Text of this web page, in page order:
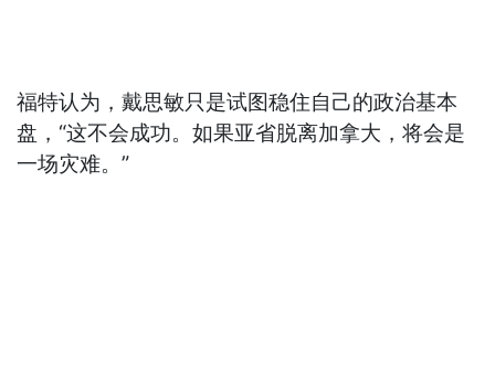
福特认为，戴思敏只是试图稳住自己的政治基本
盘，“这不会成功。如果亚省脱离加拿大，将会是
一场灾难。”